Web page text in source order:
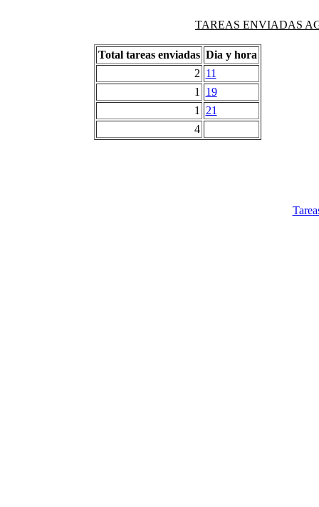
TAREAS ENVIADAS
Total tareas enviadas Dia y hora
2 11
1
19
1
21
4